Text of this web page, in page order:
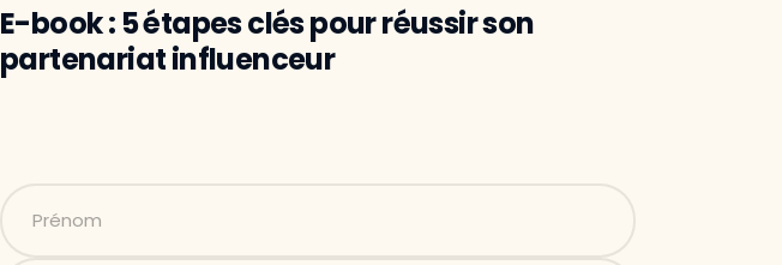
E-book : 5 étapes clés pour réussir son
partenariat influenceur